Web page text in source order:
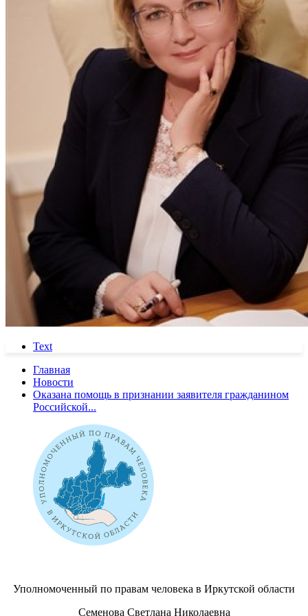
Text
Главная
Новости
Оказана помощь в признании заявителя гражданином
Российской...
Уполномоченный по правам человека в Иркутской области
Семенова Светлана Николаевна